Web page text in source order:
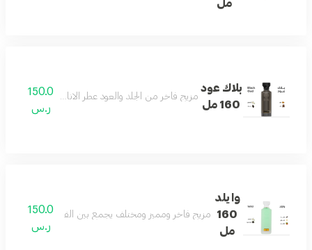
مل
بلاك عود
160 مل
مزيج فاخر من الجلد والعود عطر الاناقه والفخامه
150.0
ر.س
وايلد
160
مل
مزيج فاخر ومميز ومختلف يجمع بين الفانيلا والكمثرى
150.0
ر.س